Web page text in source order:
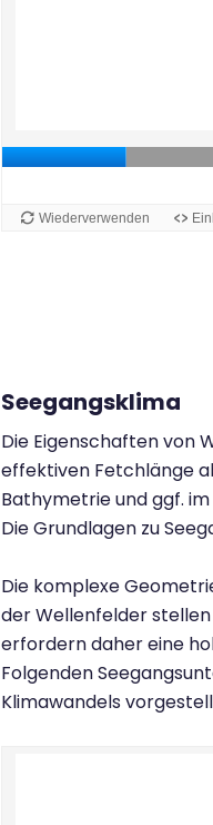
Seegangsklima
Die Eigenschaften von
effektiven Fetchlänge
Bathymetrie und ggf.
Die Grundlagen zu
Die komplexe
der Wellenfelder
erfordern daher eine
Folgenden
Klimawandels